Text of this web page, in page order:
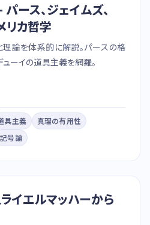
ース、ジェイムズ、
リカ哲学
理論を体系的に解説。パースの格
ューイの道具主義を網羅。
具主義
真理の有用性
記号論
イエルマッハーから